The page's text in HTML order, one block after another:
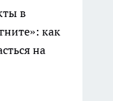
в
как
на